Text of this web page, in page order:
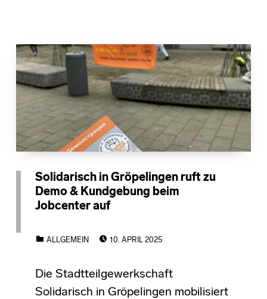
Solidarisch in Gröpelingen ruft zu
Demo & Kundgebung beim
Jobcenter auf
ALLGEMEIN
10. APRIL 2025
Die Stadtteilgewerkschaft
Solidarisch in Gröpelingen mobilisiert